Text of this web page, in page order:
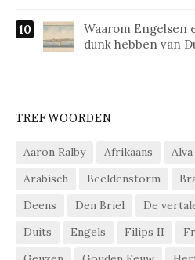
Waarom Engelsen
dunk hebben van
TREFWOORDEN
Aaron Ralby Afrikaans Alva
Arabisch
Beeldenstorm
Deens
Den Briel De
Duits
Engels Filips II